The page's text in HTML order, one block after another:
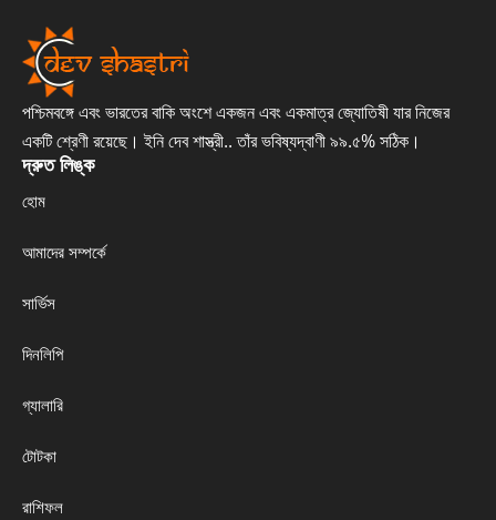
পশ্চিমবঙ্গে এবং ভারতের বাকি অংশে একজন এবং একমাত্র জ্যোতিষী যার নিজের
একটি শ্রেণী রয়েছে। ইনি দেব শাস্ত্রী.. তাঁর ভবিষ্যদ্বাণী ৯৯.৫% সঠিক।
দ্রুত লিঙ্ক
হোম
আমাদের সম্পর্কে
সার্ভিস
দিনলিপি
গ্যালারি
টোটকা
রাশিফল